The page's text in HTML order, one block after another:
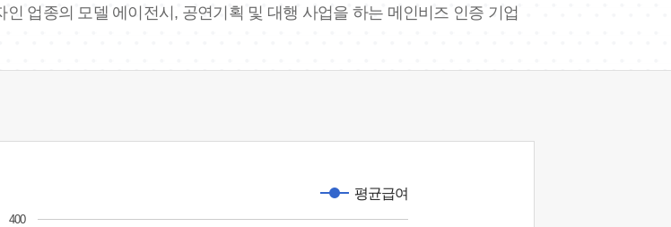
인 업종의 모델 에이전시, 공연기획 및 대행 사업을 하는 메인비즈 인증 기업
평균급여
400